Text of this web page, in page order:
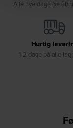
Alle hverdage (se
Hurtig
1-2 dage på alle